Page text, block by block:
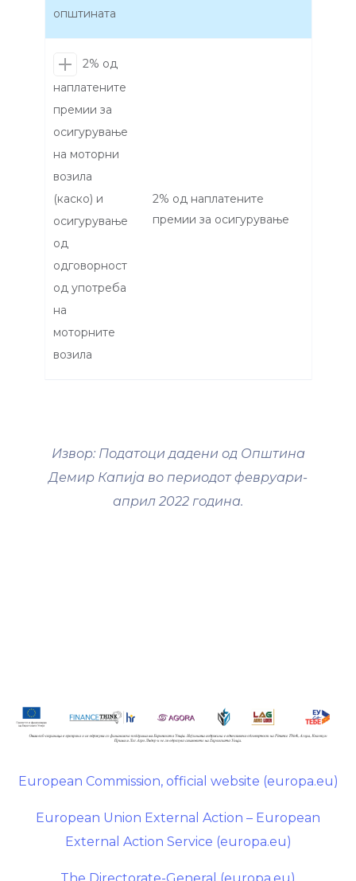
општината
2% од
наплатените
премии за
осигурување
на моторни
возила
(каско) и
осигурување
од
одговорност
од употреба
на
моторните
возила
2% од наплатените
премии за осигурување
Извор: Податоци дадени од Општина
Демир Капија во периодот февруари-
април 2022 година.
European Commission, official website (europa.eu)
European Union External Action – European
External Action Service (europa.eu)